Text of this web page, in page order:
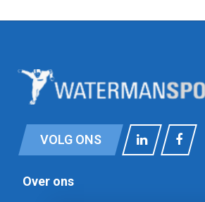
VOLG ONS
Over ons